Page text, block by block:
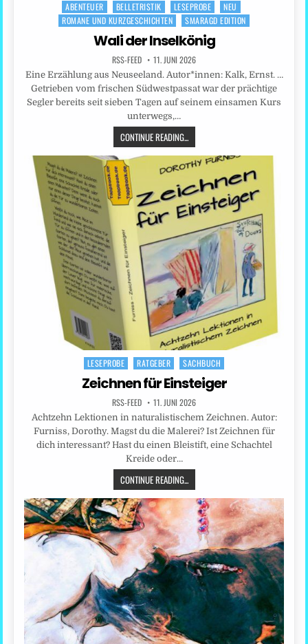
Posted
in
ABENTEUER BELLETRISTIK LESEPROBE
NEU
ROMANE UND KURZGESCHICHTEN
SMARAGD EDITION
Wali der Inselkönig
RSS-FEED 11. JUNI 2026
Eine Erzählung aus Neuseeland. Autor*innen: Kalk, Ernst. …
Getrieben vom frischen Südwestpassat war der prächtige
Segler bereits seit sieben Tagen auf seinem einsamen Kurs
unterwegs,…
CONTINUE READING...
Posted
in
LESEPROBE RATGEBER SACHBUCH
Zeichnen für Einsteiger
RSS-FEED 11. JUNI 2026
Achtzehn Lektionen in naturalistischem Zeichnen. Autor:
Furniss, Dorothy. Magst du die Malerei? Ist Zeichnen für
dich interessant? Hast du einen Bleistift, eine Schachtel
Kreide oder…
CONTINUE READING...